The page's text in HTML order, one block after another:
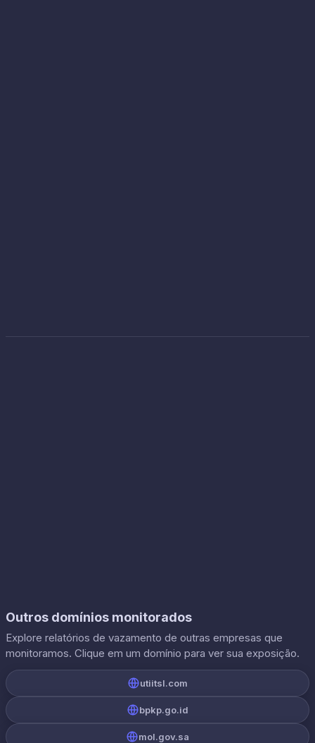
Outros domínios monitorados
Explore relatórios de vazamento de outras empresas que
monitoramos. Clique em um domínio para ver sua exposição.
utiitsl.com
bpkp.go.id
mol.gov.sa